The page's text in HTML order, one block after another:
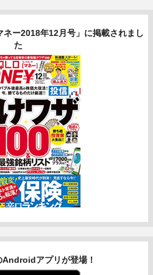
ー2018年12月号」に掲載されまし
た
Androidアプリが登場！